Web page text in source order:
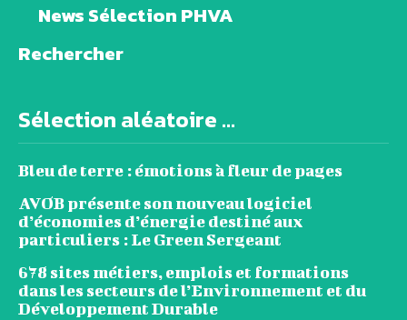
News Sélection PHVA
Rechercher
Sélection aléatoire ...
Bleu de terre : émotions à fleur de pages
AVOB présente son nouveau logiciel
d’économies d’énergie destiné aux
particuliers : Le Green Sergeant
678 sites métiers, emplois et formations
dans les secteurs de l’Environnement et du
Développement Durable